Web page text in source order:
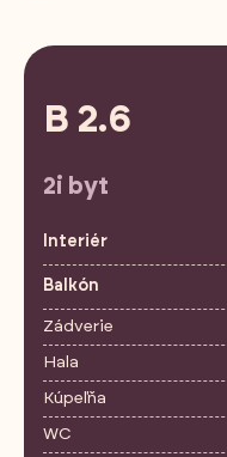
B 2.6
2i byt
Interiér
Balkón
Zádverie
Hala
Kúpeľňa
WC